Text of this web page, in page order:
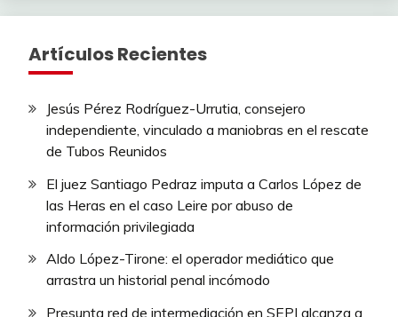
Artículos Recientes
Jesús Pérez Rodríguez-Urrutia, consejero
independiente, vinculado a maniobras en el rescate
de Tubos Reunidos
El juez Santiago Pedraz imputa a Carlos López de
las Heras en el caso Leire por abuso de
información privilegiada
Aldo López-Tirone: el operador mediático que
arrastra un historial penal incómodo
Presunta red de intermediación en SEPI alcanza a